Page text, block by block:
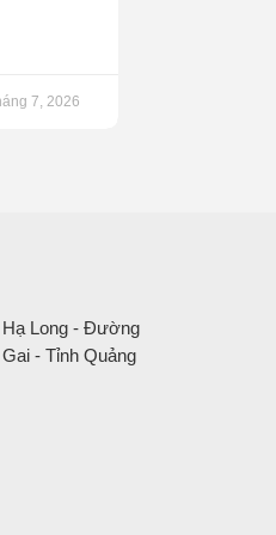
7, 2026
Hạ Long - Đường
- Tỉnh Quảng